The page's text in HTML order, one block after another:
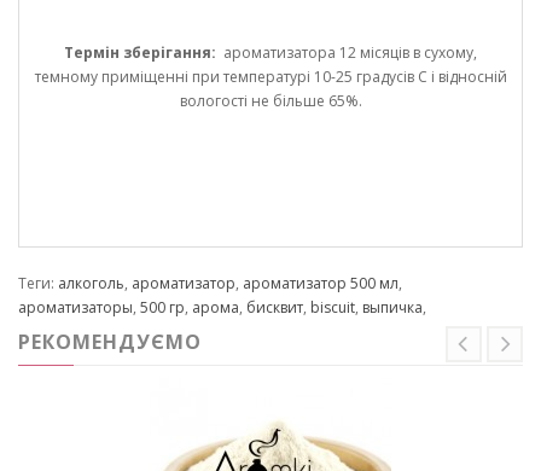
Термін зберігання: ароматизатора 12 місяців в сухому,
темному приміщенні при температурі 10-25 градусів С і відносній
вологості не більше 65%.
Теги: алкоголь, ароматизатор, ароматизатор 500 мл,
ароматизаторы, 500 гр, арома, бисквит, biscuit, выпичка,
РЕКОМЕНДУЄМО